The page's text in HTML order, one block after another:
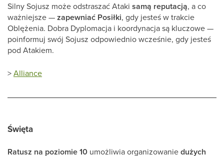
Silny Sojusz może odstraszać Ataki samą reputacją, a co
ważniejsze —zapewniać Posiłki, gdy jesteś w trakcie
Oblężenia. Dobra Dyplomacja i koordynacja są kluczowe —
poinformuj swój Sojusz odpowiednio wcześnie, gdy jesteś
pod Atakiem.
>Alliance
Święta
Ratusz na poziomie 10 umożliwia organizowaniedużych